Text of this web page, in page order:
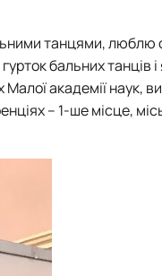
танцями,
гурток бальних танців
академії наук,
– 1-ше місце,